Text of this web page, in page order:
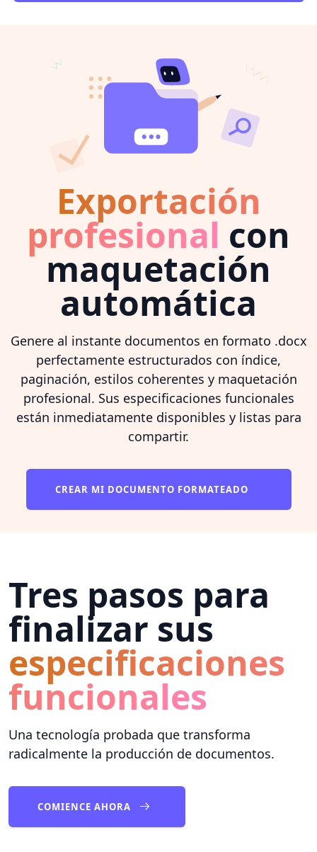
Exportación
profesional con
maquetación
automática
Genere al instante documentos en formato .docx
perfectamente estructurados con índice,
paginación, estilos coherentes y maquetación
profesional. Sus especificaciones funcionales
están inmediatamente disponibles y listas para
compartir.
CREAR MI DOCUMENTO FORMATEADO
Tres pasos para
finalizar sus
especificaciones
funcionales
Una tecnología probada que transforma
radicalmente la producción de documentos.
COMIENCE AHORA